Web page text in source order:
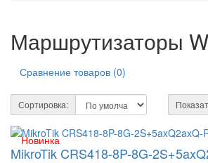
Маршрутизаторы
Сравнение товаров (0)
Сортировка:
Новинка
MikroTik CRS418-8P-8G-